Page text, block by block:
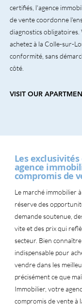
certifiés, l'agence
de vente coordonne
diagnostics obligatoires.
achetez à la Colle-sur-
conformité, sans
côté.
VISIT OUR
Les
agence
compromis de
Le marché immobilier
réserve des
demande soutenue,
vite et des prix qui
secteur. Bien
indispensable pour
vendre dans les
précisément ce que
Immobilier, votre
compromis de vente à